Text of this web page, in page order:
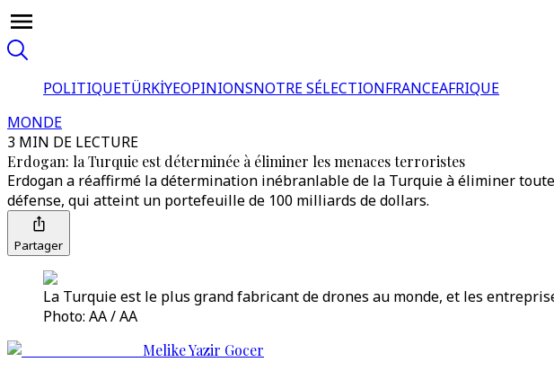
POLITIQUETÜRKİYEOPINIONSNOTRE SÉLECTIONFRANCEAFRIQUE
MONDE
3 MIN DE LECTURE
Erdogan: la Turquie est déterminée à éliminer les menaces terroristes
Erdogan a réaffirmé la détermination inébranlable de la Turquie à éliminer
défense, qui atteint un portefeuille de 100 milliards de dollars.
Partager
La Turquie est le plus grand fabricant de drones au monde, et les
Photo: AA / AA
Melike Yazir Gocer